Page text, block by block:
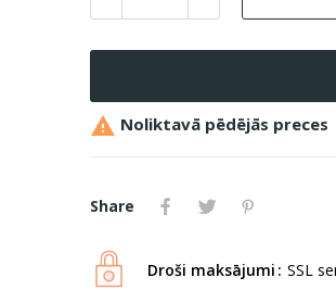
 Noliktavā pēdējās preces
Share
Droši maksājumi SSL